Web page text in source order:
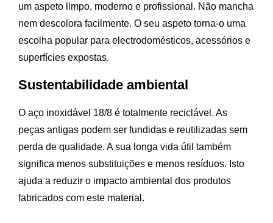
um aspeto limpo, moderno e profissional. Não mancha
nem descolora facilmente. O seu aspeto torna-o uma
escolha popular para electrodomésticos, acessórios e
superfícies expostas.
Sustentabilidade ambiental
O aço inoxidável 18/8 é totalmente reciclável. As
peças antigas podem ser fundidas e reutilizadas sem
perda de qualidade. A sua longa vida útil também
significa menos substituições e menos resíduos. Isto
ajuda a reduzir o impacto ambiental dos produtos
fabricados com este material.